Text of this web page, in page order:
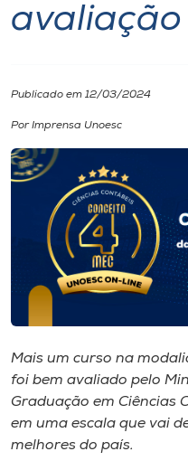
Portal de Ensino
Internacionalização
I.nova
Diplomados
Cultura
CPA
Biblioteca
avaliação
Publicado em 12/03/2024
Por Imprensa Unoesc
Mais um curso na
foi bem avaliado pelo
Graduação em Ciências
em uma escala que vai
melhores do país.